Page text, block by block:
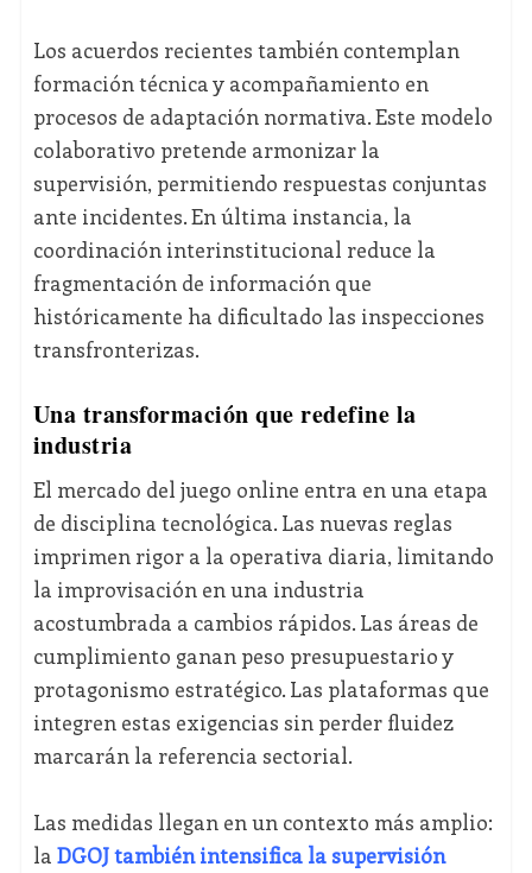
Los acuerdos recientes también contemplan
formación técnica y acompañamiento en
procesos de adaptación normativa. Este modelo
colaborativo pretende armonizar la
supervisión, permitiendo respuestas conjuntas
ante incidentes. En última instancia, la
coordinación interinstitucional reduce la
fragmentación de información que
históricamente ha dificultado las inspecciones
transfronterizas.
Una transformación que redefine la
industria
El mercado del juego online entra en una etapa
de disciplina tecnológica. Las nuevas reglas
imprimen rigor a la operativa diaria, limitando
la improvisación en una industria
acostumbrada a cambios rápidos. Las áreas de
cumplimiento ganan peso presupuestario y
protagonismo estratégico. Las plataformas que
integren estas exigencias sin perder fluidez
marcarán la referencia sectorial.
Las medidas llegan en un contexto más amplio:
la DGOJ también intensifica la supervisión